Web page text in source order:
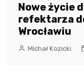
Nowe życie
refektarza
Wrocławiu
Michał Kozicki